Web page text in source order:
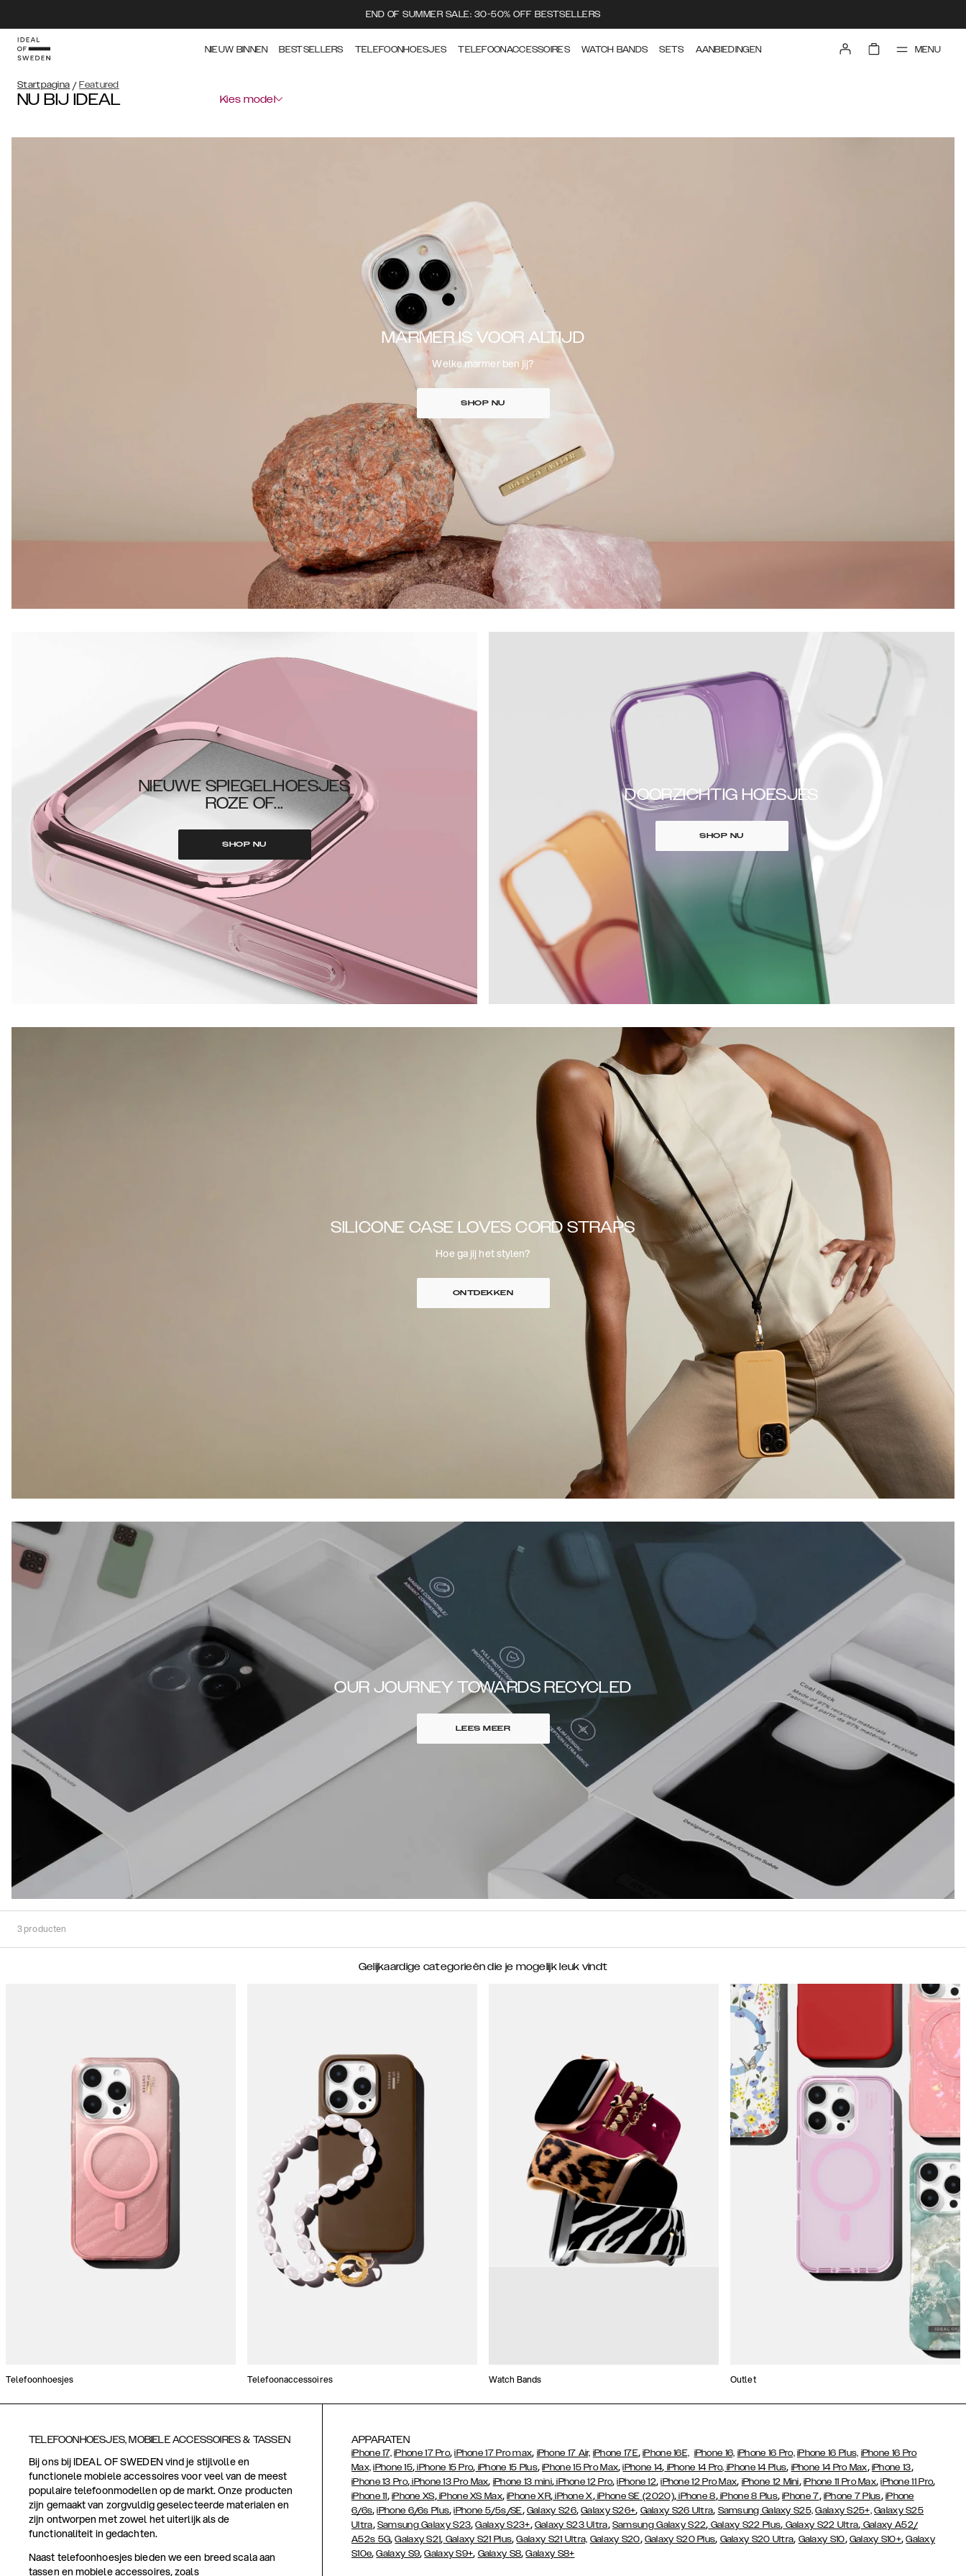
END OF SUMMER SALE: 30-50% OFF BESTSELLERS
NIEUW BINNEN BESTSELLERS TELEFOONHOESJES TELEFOONACCESSOIRES WATCH BANDS SETS AANBIEDINGEN MENU
Startpagina / Featured
NU BIJ IDEAL Kies model
MARMER IS VOOR ALTIJD
Welke marmer ben jij?
SHOP NU
NIEUWE SPIEGELHOESJES
ROZE OF...
SHOP NU
DOORZICHTIG HOESJES
SHOP NU
SILICONE CASE LOVES CORD STRAPS
Hoe ga jij het stylen?
ONTDEKKEN
OUR JOURNEY TOWARDS RECYCLED
LEES MEER
3producten
Gelijkaardige categorieën die je mogelijk leuk vindt
Telefoonhoesjes Telefoonaccessoires Watch Bands Outlet
TELEFOONHOESJES, MOBIELE ACCESSOIRES & TASSEN
Bij ons bij IDEAL OF SWEDEN vind je stijlvolle en
functionele mobiele accessoires voor veel van de meest
populaire telefoonmodellen op de markt. Onze producten
zijn gemaakt van zorgvuldig geselecteerde materialen en
zijn ontworpen met zowel het uiterlijk als de
functionaliteit in gedachten.
Naast telefoonhoesjes bieden we een breed scala aan
tassen en mobiele accessoires, zoals
APPARATEN
iPhone 17, iPhone 17 Pro,iPhone 17 Pro max, iPhone 17 Air, iPhone 17E,iPhone 16E, iPhone 16, iPhone 16 Pro, iPhone 16 Plus, iPhone 16 Pro
Max, iPhone 15, iPhone 15 Pro, iPhone 15 Plus,iPhone 15 Pro Max,iPhone 14, iPhone 14 Pro, iPhone 14 Plus, iPhone 14 Pro Max, iPhone 13,
iPhone 13 Pro, iPhone 13 Pro Max, iPhone 13 mini,iPhone 12 Pro,iPhone 12,iPhone 12 Pro Max, iPhone 12 Mini, iPhone 11 Pro Max,iPhone 11 Pro,
iPhone 11, iPhone XS,iPhone XS Max,iPhone XR,iPhone X,iPhone SE (2020),iPhone 8,iPhone 8 Plus,iPhone 7, iPhone 7 Plus, iPhone
6/6s,iPhone 6/6s Plus,iPhone 5/5s/SE, Galaxy S26,Galaxy S26+, Galaxy S26 Ultra, Samsung Galaxy S25, Galaxy S25+, Galaxy S25
Ultra, Samsung Galaxy S23,Galaxy S23+, Galaxy S23 Ultra, Samsung Galaxy S22, Galaxy S22 Plus, Galaxy S22 Ultra, Galaxy A52/
A52s 5G,Galaxy S21, Galaxy S21 Plus,Galaxy S21 Ultra, Galaxy S20, Galaxy S20 Plus, Galaxy S20 Ultra, Galaxy S10, Galaxy S10+,Galaxy
S10e,Galaxy S9,Galaxy S9+, Galaxy S8,Galaxy S8+